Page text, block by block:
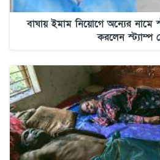
বাঘায় ইমাম নিয়োগে অন্যের নামে
করলেন স্ট্যাম্প